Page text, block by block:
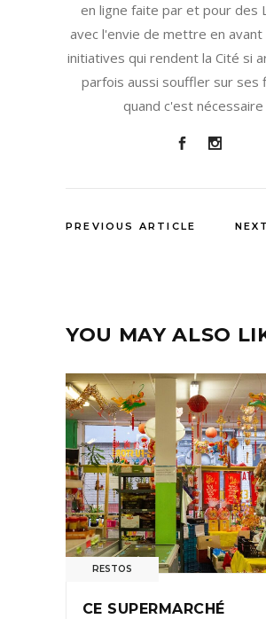
en ligne faite par et pour des
avec l'envie de mettre en
initiatives qui rendent la Cité si
parfois aussi souffler sur ses
quand c'est nécessaire
PREVIOUS ARTICLE
YOU MAY ALSO
RESTOS
CE SUPERMARCHÉ